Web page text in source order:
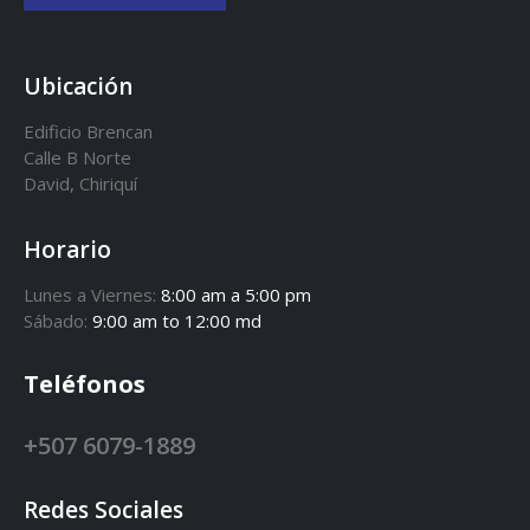
Ubicación
Edificio Brencan
Calle B Norte
David, Chiriquí
Horario
Lunes a Viernes: 8:00 am a 5:00 pm
Sábado: 9:00 am to 12:00 md
Teléfonos
+507 6079-1889
Redes Sociales